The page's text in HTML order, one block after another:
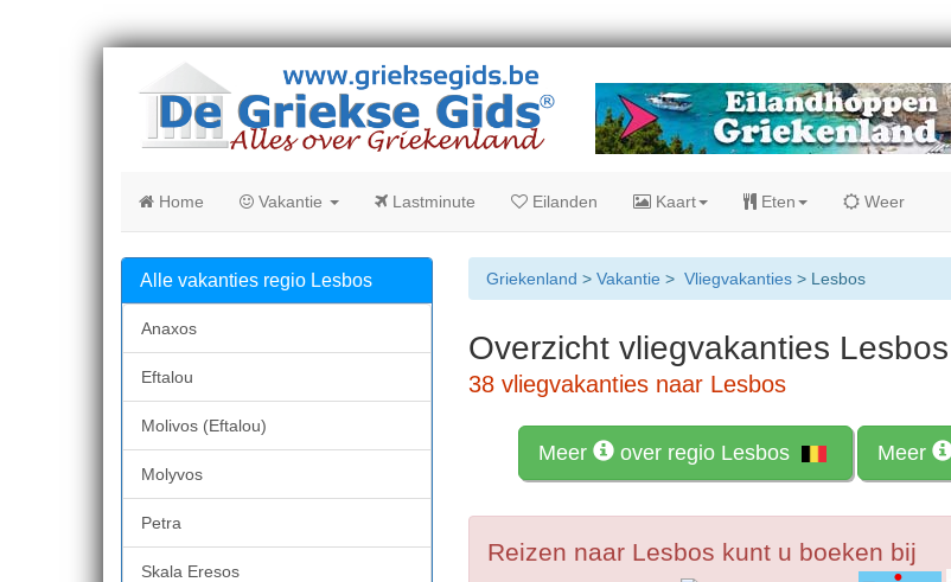
Home Vakantie Lastminute Eilanden Kaart Eten Weer
Griekenland > Vakantie > Vliegvakanties> Lesbos
Overzicht vliegvakanties Lesbos
38 vliegvakanties naar Lesbos
Meer over regio Lesbos Meer
Reizen naar Lesbos kunt u boeken bij
Alle vakanties regio Lesbos
Anaxos
Eftalou
Molivos (Eftalou)
Molyvos
Petra
Skala Eresos